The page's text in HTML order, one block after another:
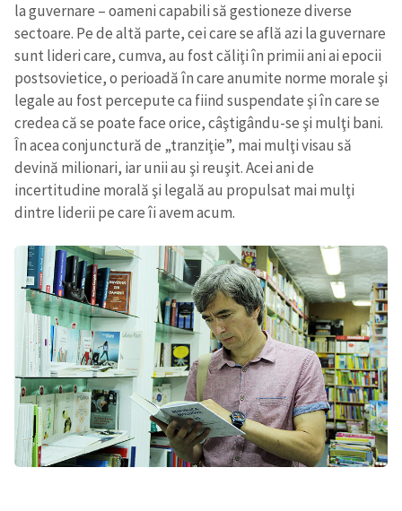
SUSȚINE
la guvernare – oameni capabili să gestioneze diverse
sectoare. Pe de altă parte, cei care se află azi la guvernare
sunt lideri care, cumva, au fost căliţi în primii ani ai epocii
postsovietice, o perioadă în care anumite norme morale şi
legale au fost percepute ca fiind suspendate şi în care se
credea că se poate face orice, câştigându-se şi mulţi bani.
În acea conjunctură de „tranziţie”, mai mulţi visau să
devină milionari, iar unii au şi reuşit. Acei ani de
incertitudine morală şi legală au propulsat mai mulţi
dintre liderii pe care îi avem acum.